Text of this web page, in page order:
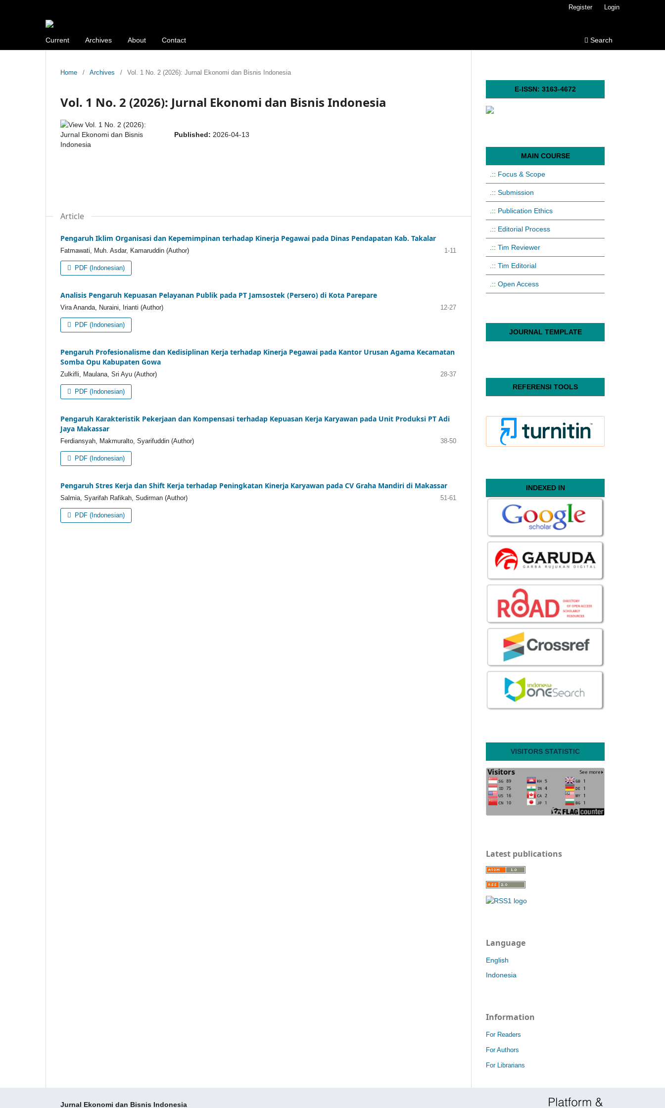
Current Archives About Contact Search
Register Login
Home / Archives / Vol. 1 No. 2 (2026): Jurnal Ekonomi dan Bisnis Indonesia
Vol. 1 No. 2 (2026): Jurnal Ekonomi dan Bisnis Indonesia
Published: 2026-04-13
Article
Pengaruh Iklim Organisasi dan Kepemimpinan terhadap Kinerja Pegawai pada Dinas Pendapatan Kab. Takalar
Fatmawati, Muh. Asdar, Kamaruddin (Author) 1-11
PDF (Indonesian)
Analisis Pengaruh Kepuasan Pelayanan Publik pada PT Jamsostek (Persero) di Kota Parepare
Vira Ananda, Nuraini, Irianti (Author) 12-27
PDF (Indonesian)
Pengaruh Profesionalisme dan Kedisiplinan Kerja terhadap Kinerja Pegawai pada Kantor Urusan Agama Kecamatan
Somba Opu Kabupaten Gowa
Zulkifli, Maulana, Sri Ayu (Author) 28-37
PDF (Indonesian)
Pengaruh Karakteristik Pekerjaan dan Kompensasi terhadap Kepuasan Kerja Karyawan pada Unit Produksi PT Adi
Jaya Makassar
Ferdiansyah, Makmuralto, Syarifuddin (Author) 38-50
PDF (Indonesian)
Pengaruh Stres Kerja dan Shift Kerja terhadap Peningkatan Kinerja Karyawan pada CV Graha Mandiri di Makassar
Salmia, Syarifah Rafikah, Sudirman (Author) 51-61
PDF (Indonesian)
E-ISSN: 3163-4672
MAIN COURSE
.:: Focus & Scope
.:: Submission
.:: Publication Ethics
.:: Editorial Process
.:: Tim Reviewer
.:: Tim Editorial
.:: Open Access
JOURNAL TEMPLATE
REFERENSI TOOLS
INDEXED IN
VISITORS STATISTIC
Latest publications
Language
English
Indonesia
Information
For Readers
For Authors
For Librarians
Jurnal Ekonomi dan Bisnis Indonesia